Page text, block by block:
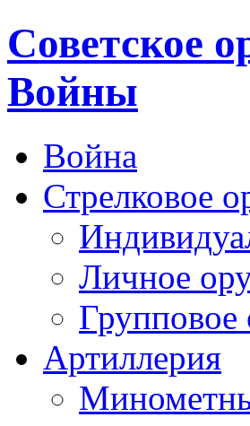
Cоветское
Войны
Война
Стрелковое
Личное
Групповое
Артиллерия